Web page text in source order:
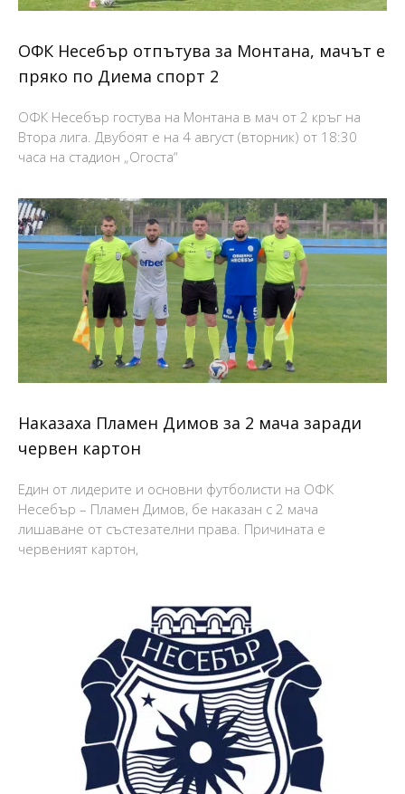
ОФК Несебър отпътува за Монтана, мачът е
пряко по Диема спорт 2
ОФК Несебър гостува на Монтана в мач от 2 кръг на
Втора лига. Двубоят е на 4 август (вторник) от 18:30
часа на стадион „Огоста“
Наказаха Пламен Димов за 2 мача заради
червен картон
Един от лидерите и основни футболисти на ОФК
Несебър – Пламен Димов, бе наказан с 2 мача
лишаване от състезателни права. Причината е
червеният картон,